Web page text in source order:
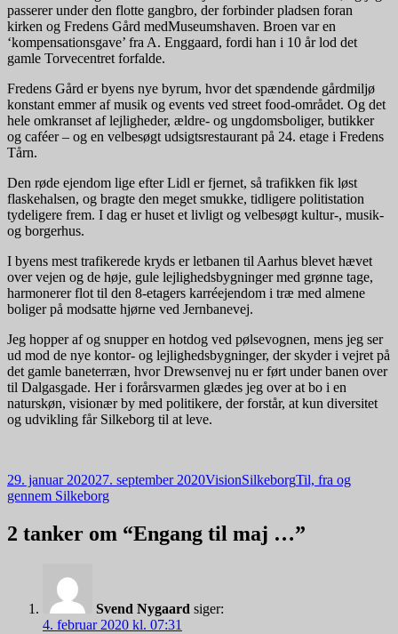
passerer under den flotte gangbro, der forbinder pladsen foran
kirken og Fredens Gård medMuseumshaven. Broen var en
‘kompensationsgave’ fra A. Enggaard, fordi han i 10 år lod det
gamle Torvecentret forfalde.
Fredens Gård er byens nye byrum, hvor det spændende gårdmiljø
konstant emmer af musik og events ved street food-området. Og det
hele omkranset af lejligheder, ældre- og ungdomsboliger, butikker
og caféer – og en velbesøgt udsigtsrestaurant på 24. etage i Fredens
Tårn.
Den røde ejendom lige efter Lidl er fjernet, så trafikken fik løst
flaskehalsen, og bragte den meget smukke, tidligere politistation
tydeligere frem. I dag er huset et livligt og velbesøgt kultur-, musik-
og borgerhus.
I byens mest trafikerede kryds er letbanen til Aarhus blevet hævet
over vejen og de høje, gule lejlighedsbygninger med grønne tage,
harmonerer flot til den 8-etagers karréejendom i træ med almene
boliger på modsatte hjørne ved Jernbanevej.
Jeg hopper af og snupper en hotdog ved pølsevognen, mens jeg ser
ud mod de nye kontor- og lejlighedsbygninger, der skyder i vejret på
det gamle baneterræn, hvor Drewsenvej nu er ført under banen over
til Dalgasgade. Her i forårsvarmen glædes jeg over at bo i en
naturskøn, visionær by med politikere, der forstår, at kun diversitet
og udvikling får Silkeborg til at leve.
Udgivet
i
29. januar 202027. september 2020Forfatter
VisionSilkeborgKategorier
Til, fra og
gennem Silkeborg
2 tanker om “Engang til maj …”
Svend Nygaard siger:
4. februar 2020 kl. 07:31